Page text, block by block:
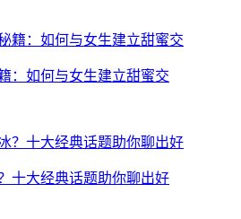
：如何与女生建立甜蜜交
十大经典话题助你聊出好